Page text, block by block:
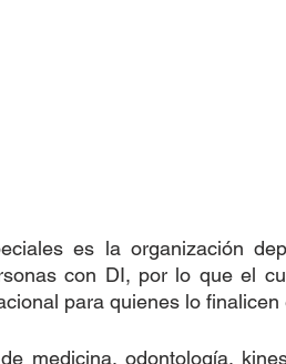
es la organización
con DI, por lo que el
para quienes lo finalicen
medicina, odontología,